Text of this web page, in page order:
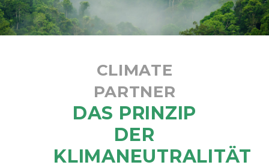
CLIMATE
PARTNER
DAS PRINZIP
DER
KLIMANEUTRALITÄT